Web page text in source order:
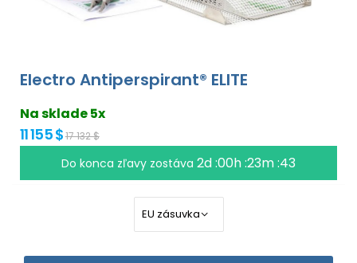
Electro Antiperspirant® ELITE
Na sklade 5x
11 155 $17 132 $
Do konca zľavy zostáva 2d :00h :23m :43